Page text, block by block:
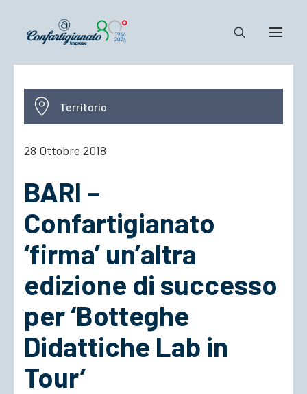
Notizie e Documenti
Confartigianato
Cosa Facciamo
ACCEDI
Territorio
28 Ottobre 2018
BARI –
Confartigianato
‘firma’ un’altra
edizione di successo
per ‘Botteghe
Didattiche Lab in
Tour’